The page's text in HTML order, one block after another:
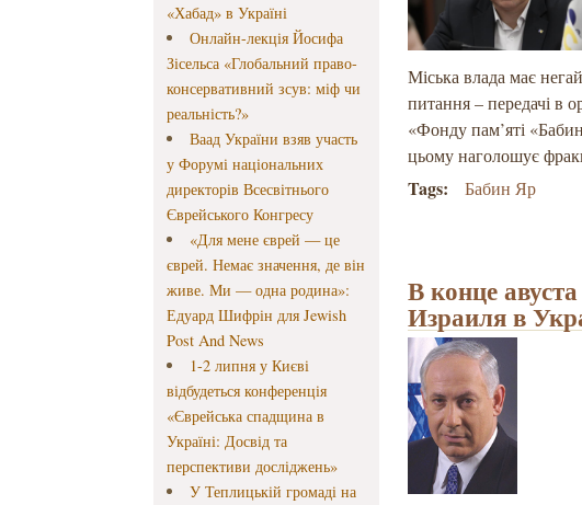
«Хабад» в Україні
Онлайн-лекція Йосифа
Зісельса «Глобальний право-
консервативний зсув: міф чи
реальність?»
Ваад України взяв участь
у Форумі національних
директорів Всесвітнього
Єврейського Конгресу
«Для мене єврей — це
єврей. Немає значення, де він
живе. Ми — одна родина»:
Едуард Шифрін для Jewish
Post And News
1-2 липня у Києві
відбудеться конференція
«Єврейська спадщина в
Україні: Досвід та
перспективи досліджень»
У Теплицькій громаді на
Міська влада має
питання – передачі в
«Фонду пам’яті
цьому наголошує
Tags: Бабин Яр
В конце
Израиля в